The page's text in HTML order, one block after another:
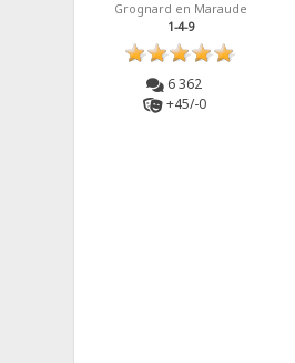
Grognard en Maraude
1-4-9
6 362
+45/-0